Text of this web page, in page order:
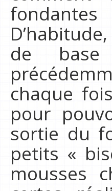
de
chaque
pour
sortie du
petits «
mousses